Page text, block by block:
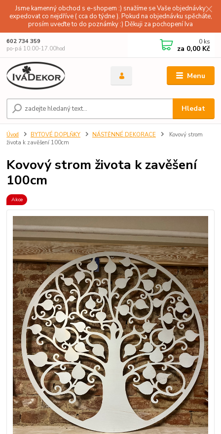
Jsme kamenný obchod s e-shopem :) snažíme se Vaše objednávky
expedovat co nejdříve ( cca do týdne ). Pokud na objednávku spěcháte,
prosím uveďte to do poznámky :) Děkuji za pochopení Iva
Menu
Hledat
602 734 359
po-pá 10.00-17.00hod
0 ks
za 0,00 Kč
Úvod BYTOVÉ DOPLŇKY NÁSTĚNNÉ DEKORACE
Kovový strom
života k zavěšení 100cm
Kovový strom života k zavěšení
100cm
Akce